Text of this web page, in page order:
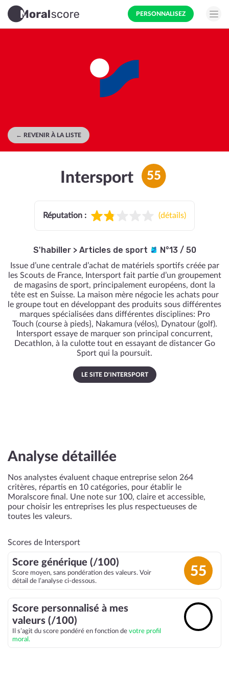
PERSONNALISEZ
← REVENIR À LA LISTE
Intersport 55
Réputation : (détails)
S'habiller> Articles de sport N°13 / 50
Issue d’une centrale d’achat de matériels sportifs créée par
les Scouts de France, Intersport fait partie d’un groupement
de magasins de sport, principalement européens, dont la
tête est en Suisse. La maison mère négocie les achats pour
le groupe tout en développant des produits sous différentes
marques spécialisées dans différentes disciplines: Pro
Touch (course à pieds}, Nakamura (vélos), Dynatour (golf).
Intersport essaye de marquer son principal concurrent,
Decathlon, à la culotte tout en essayant de distancer Go
Sport qui la poursuit.
LE SITE D'INTERSPORT
Analyse détaillée
Nos analystes évaluent chaque entreprise selon 264
critères, répartis en 10 catégories, pour établir le
Moralscore final. Une note sur 100, claire et accessible,
pour choisir les entreprises les plus respectueuses de
toutes les valeurs.
Scores de Intersport
Score générique (/100)
Score moyen, sans pondération des valeurs. Voir
détail de l’analyse ci-dessous.
55
Score personnalisé à mes
valeurs (/100)
Il s’agit du score pondéré en fonction de votre profil
moral.